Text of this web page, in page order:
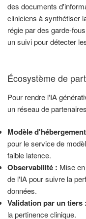
des documents
cliniciens à synthétiser
régie par des garde-
un suivi pour détecter
Écosystème de
Pour rendre l'IA
un réseau de
Modèle
pour le service de
faible latence.
Observabilité : Mise
de l'IA pour suivre la
données.
Validation par un tiers :
la pertinence clinique.